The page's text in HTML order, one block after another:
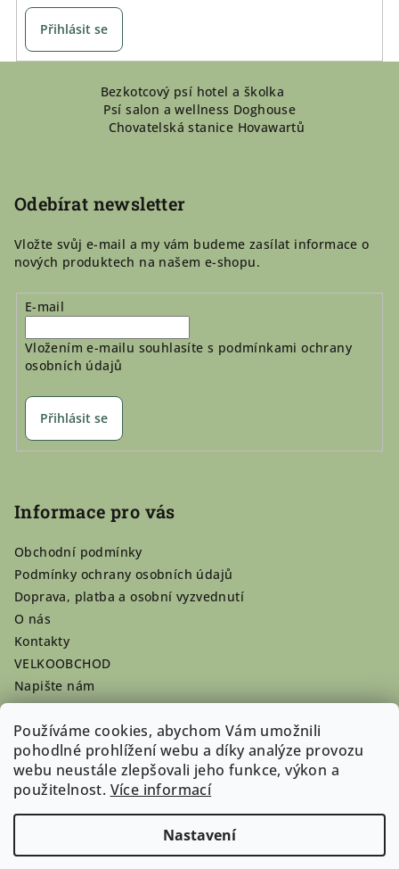
Používáme cookies, abychom Vám umožnili
pohodlné prohlížení webu a díky analýze provozu
webu neustále zlepšovali jeho funkce, výkon a
použitelnost. Více informací
Nastavení
Přihlásit se
Bezkotcový psí hotel a školka
Psí salon a wellness Doghouse
Chovatelská stanice Hovawartů
Odebírat newsletter
Vložte svůj e-mail a my vám budeme zasílat informace o
nových produktech na našem e-shopu.
E-mail
Vložením e-mailu souhlasíte s podmínkami ochrany
osobních údajů
Přihlásit se
Informace pro vás
Obchodní podmínky
Podmínky ochrany osobních údajů
Doprava, platba a osobní vyzvednutí
O nás
Kontakty
VELKOOBCHOD
Napište nám
Hodnocení obchodu
Registrace se vyplatí!
Pamlsky na míru
Nepřevzaté dobírky